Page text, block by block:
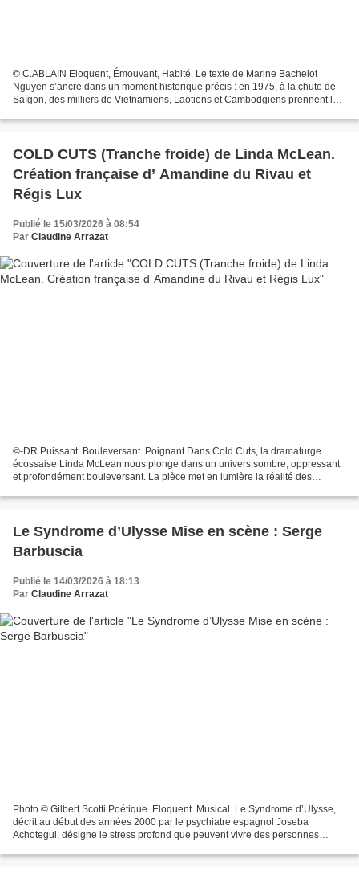
© C.ABLAIN Eloquent, Émouvant, Habité. Le texte de Marine Bachelot
Nguyen s’ancre dans un moment historique précis : en 1975, à la chute de
Saïgon, des milliers de Vietnamiens, Laotiens et Cambodgiens prennent la
COLD CUTS (Tranche froide) de Linda McLean.
Création française d’ Amandine du Rivau et
Régis Lux
Publié le 15/03/2026 à 08:54
Par Claudine Arrazat
©-DR Puissant. Bouleversant. Poignant Dans Cold Cuts, la dramaturge
écossaise Linda McLean nous plonge dans un univers sombre, oppressant
et profondément bouleversant. La pièce met en lumière la réalité des
Le Syndrome d’Ulysse Mise en scène : Serge
Barbuscia
Publié le 14/03/2026 à 18:13
Par Claudine Arrazat
Photo © Gilbert Scotti Poétique. Eloquent. Musical. Le Syndrome d’Ulysse,
décrit au début des années 2000 par le psychiatre espagnol Joseba
Achotegui, désigne le stress profond que peuvent vivre des personnes